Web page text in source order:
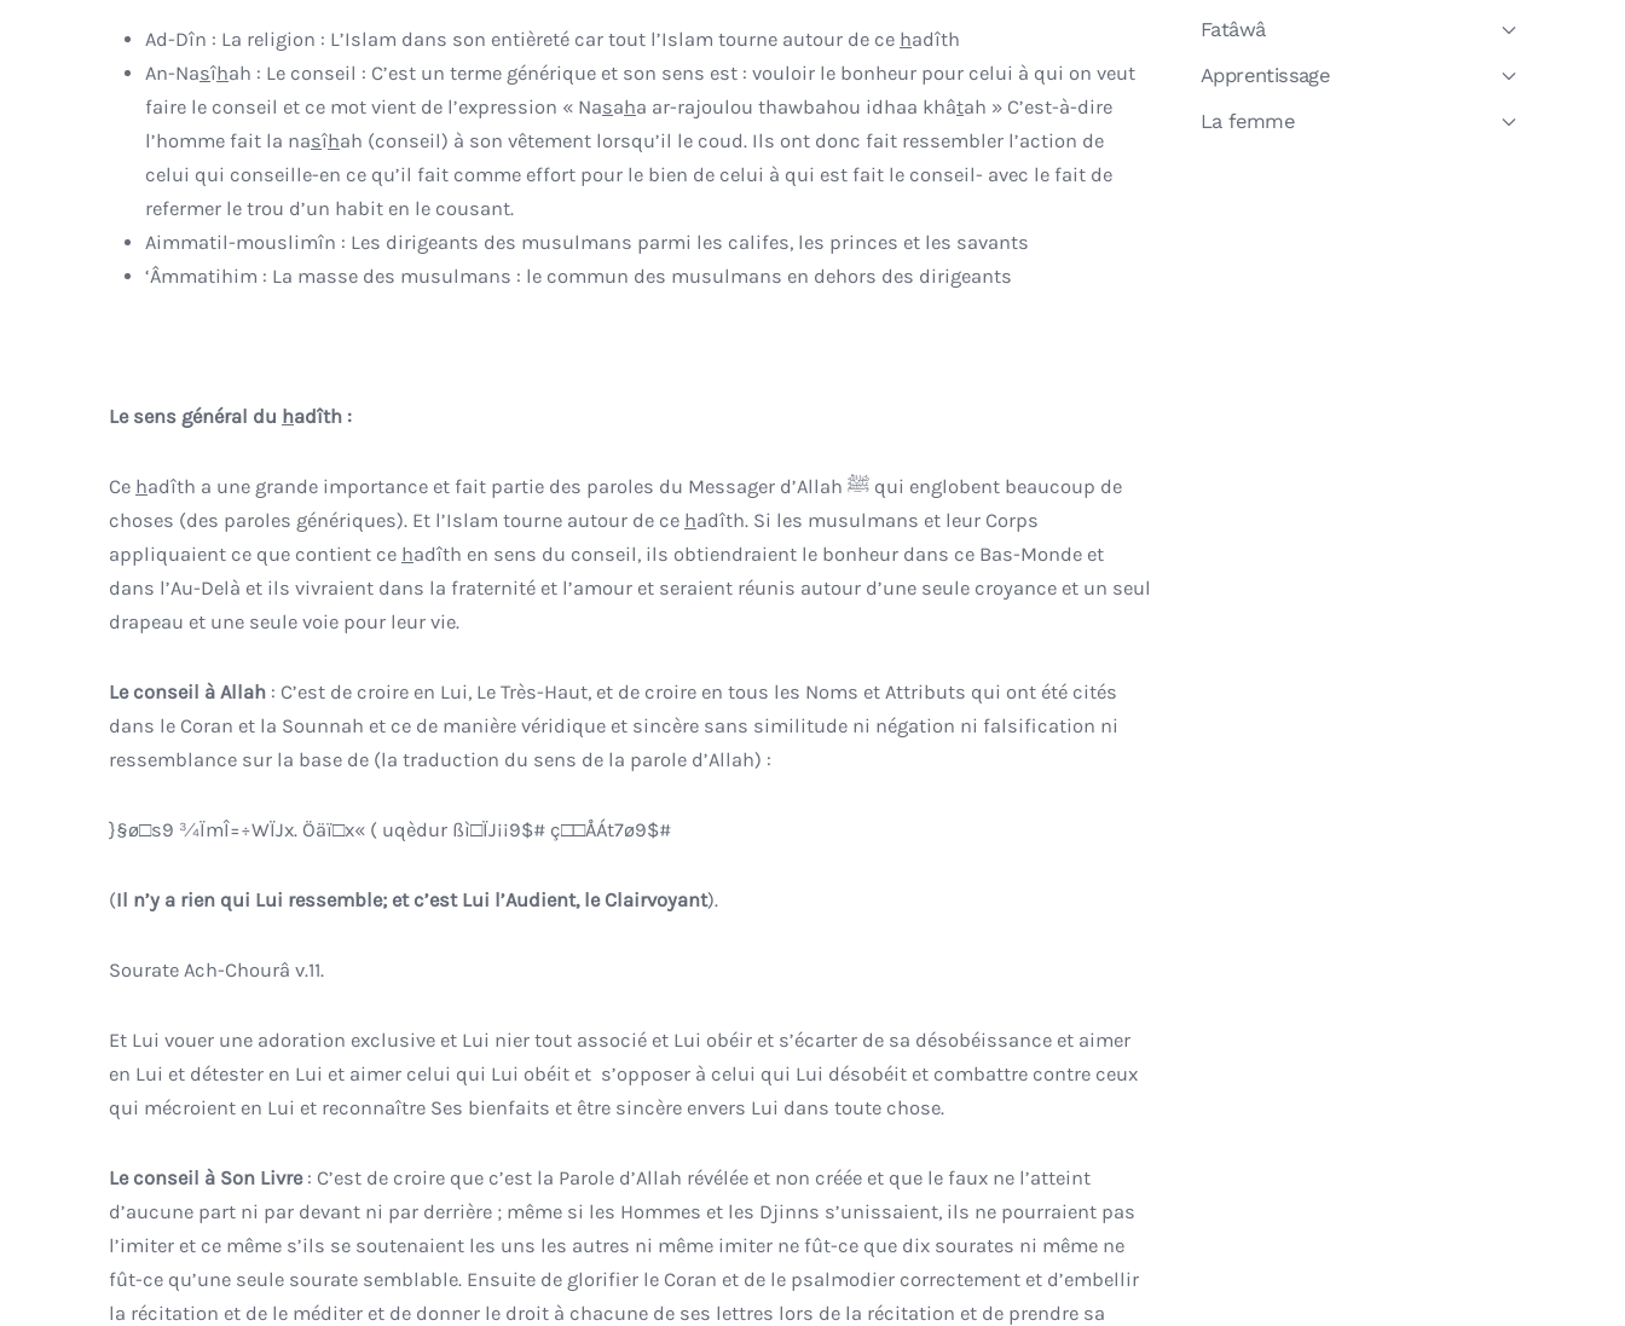
Ad-Dîn : La religion : L’Islam dans son entièreté car tout l’Islam tourne autour de ce hadîth
An-Nasîhah : Le conseil : C’est un terme générique et son sens est : vouloir le bonheur pour celui à qui on veut
faire le conseil et ce mot vient de l’expression « Nasaha ar-rajoulou thawbahou idhaa khâtah » C’est-à-dire
l’homme fait la nasîhah (conseil) à son vêtement lorsqu’il le coud. Ils ont donc fait ressembler l’action de
celui qui conseille-en ce qu’il fait comme effort pour le bien de celui à qui est fait le conseil- avec le fait de
refermer le trou d’un habit en le cousant.
Aimmatil-mouslimîn : Les dirigeants des musulmans parmi les califes, les princes et les savants
‘Âmmatihim : La masse des musulmans : le commun des musulmans en dehors des dirigeants
Le sens général du hadîth :
Ce hadîth a une grande importance et fait partie des paroles du Messager d’Allah ﷺ qui englobent beaucoup de
choses (des paroles génériques). Et l’Islam tourne autour de ce hadîth. Si les musulmans et leur Corps
appliquaient ce que contient ce hadîth en sens du conseil, ils obtiendraient le bonheur dans ce Bas-Monde et
dans l’Au-Delà et ils vivraient dans la fraternité et l’amour et seraient réunis autour d’une seule croyance et un seul
drapeau et une seule voie pour leur vie.
Le conseil à Allah : C’est de croire en Lui, Le Très-Haut, et de croire en tous les Noms et Attributs qui ont été cités
dans le Coran et la Sounnah et ce de manière véridique et sincère sans similitude ni négation ni falsification ni
ressemblance sur la base de (la traduction du sens de la parole d’Allah) :
}§ø□s9 ¾ÏmÎ=÷WÏJx. Öäï□x« ( uqèdur ßì□ÏJ¡¡9$# ç□□ÅÁt7ø9$#
(Il n’y a rien qui Lui ressemble; et c’est Lui l’Audient, le Clairvoyant).
Sourate Ach-Chourâ v.11.
Et Lui vouer une adoration exclusive et Lui nier tout associé et Lui obéir et s’écarter de sa désobéissance et aimer
en Lui et détester en Lui et aimer celui qui Lui obéit et s’opposer à celui qui Lui désobéit et combattre contre ceux
qui mécroient en Lui et reconnaître Ses bienfaits et être sincère envers Lui dans toute chose.
Le conseil à Son Livre: C’est de croire que c’est la Parole d’Allah révélée et non créée et que le faux ne l’atteint
d’aucune part ni par devant ni par derrière ; même si les Hommes et les Djinns s’unissaient, ils ne pourraient pas
l’imiter et ce même s’ils se soutenaient les uns les autres ni même imiter ne fût-ce que dix sourates ni même ne
fût-ce qu’une seule sourate semblable. Ensuite de glorifier le Coran et de le psalmodier correctement et d’embellir
la récitation et de le méditer et de donner le droit à chacune de ses lettres lors de la récitation et de prendre sa
Fatâwâ
Apprentissage
La femme